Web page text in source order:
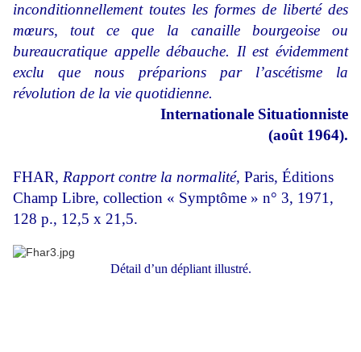
inconditionnellement toutes les formes de liberté des
mœurs, tout ce que la canaille bourgeoise ou
bureaucratique appelle débauche. Il est évidemment
exclu que nous préparions par l’ascétisme la
révolution de la vie quotidienne.
Internationale Situationniste
(août 1964).
FHAR, Rapport contre la normalité, Paris, Éditions
Champ Libre, collection « Symptôme » n° 3, 1971,
128 p., 12,5 x 21,5.
Détail d’un dépliant illustré.